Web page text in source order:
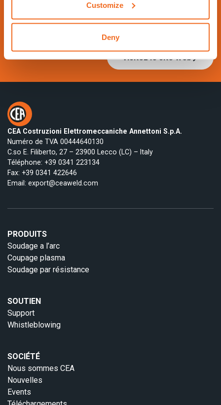
Customize
Deny
Visitez le site Web
CEA Costruzioni Elettromeccaniche Annettoni S.p.A.
Numéro de TVA 00444640130
C.so E. Filiberto, 27 – 23900 Lecco (LC) – Italy
Téléphone: +39 0341 223134
Fax: +39 0341 422646
Email: export@ceaweld.com
PRODUITS
Soudage a l’arc
Coupage plasma
Soudage par résistance
SOUTIEN
Support
Whistleblowing
SOCIÉTÉ
Nous sommes CEA
Nouvelles
Events